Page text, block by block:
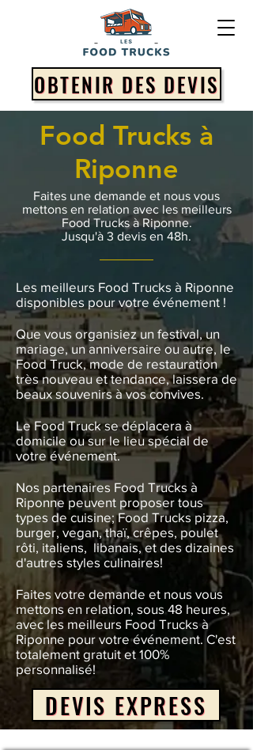
OBTENIR DES DEVIS
Food Trucks à
Riponne
Faites une demande et nous vous
mettons en relation avec les meilleurs
Food Trucks à Riponne.
Jusqu'à 3 devis en 48h.
Les meilleurs Food Trucks à Riponne
disponibles pour votre événement !
Que vous organisiez un festival, un
mariage, un anniversaire ou autre, le
Food Truck, mode de restauration
très nouveau et tendance, laissera de
beaux souvenirs à vos convives.
Le Food Truck se déplacera à
domicile ou sur le lieu spécial de
votre événement.
Nos partenaires Food Trucks à
Riponne peuvent proposer tous
types de cuisine; Food Trucks pizza,
burger, vegan, thaï, crêpes, poulet
rôti, italiens, libanais, et des dizaines
d'autres styles culinaires!
Faites votre demande et nous vous
mettons en relation, sous 48 heures,
avec les meilleurs Food Trucks à
Riponne pour votre événement. C'est
totalement gratuit et 100%
personnalisé!
DEVIS EXPRESS